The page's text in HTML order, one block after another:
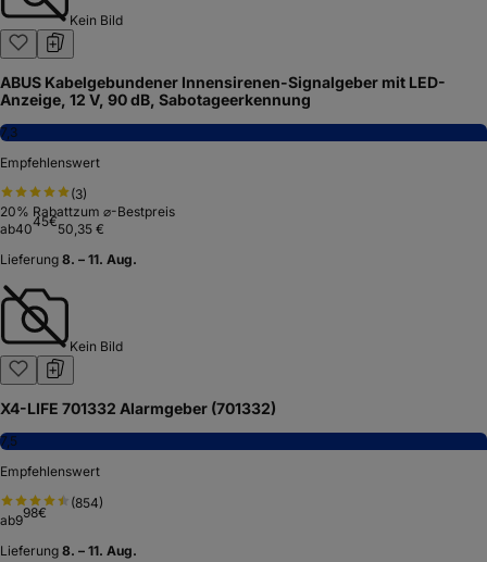
Kein Bild
ABUS Kabelgebundener Innensirenen-Signalgeber mit LED-
Anzeige, 12 V, 90 dB, Sabotageerkennung
7,3
Empfehlenswert
(3)
20% Rabattzum ⌀-Bestpreis
ab4045€50,35 €
Lieferung 8. – 11. Aug.
Kein Bild
X4-LIFE 701332 Alarmgeber (701332)
7,5
Empfehlenswert
(854)
ab998€
Lieferung 8. – 11. Aug.